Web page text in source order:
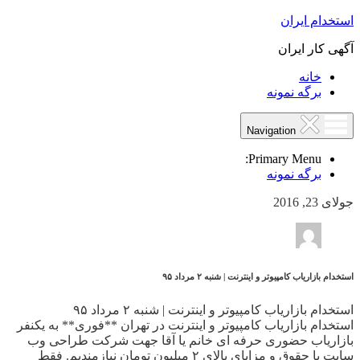
استخدام ایران
آگهی کار ایران
خانه
برگه نمونه
Primary Menu:
برگه نمونه
جولای 23, 2016
استخدام بازاریاب کامپیوتر و اینترنت | شنبه ۲ مرداد ۹۵
استخدام بازاریاب کامپیوتر و اینترنت | شنبه ۲ مرداد ۹۵
استخدام بازاریاب کامپیوتر و اینترنت در تهران **فوری** به یکنفر
بازاریاب حضوری حرفه ای خانم یا آقا جهت شرکت طراحی وب
سایت با حقوق و مزایای بالای ۲ میلیون تومان نیازمندیم. فقط